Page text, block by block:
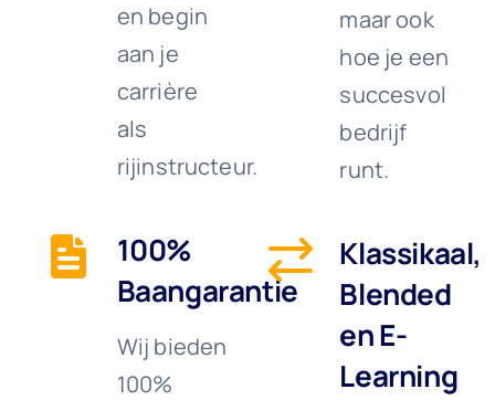
en begin
aan je
carrière
als
rijinstructeur.
100%
Baangarantie
Wij bieden
100%
maar ook
hoe je een
succesvol
bedrijf
runt.
Klassikaal,
Blended
en E-
Learning